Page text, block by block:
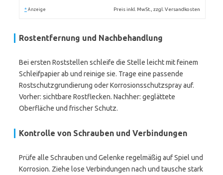
* Anzeige Preis inkl. MwSt., zzgl. Versandkosten
Rostentfernung und Nachbehandlung
Bei ersten Roststellen schleife die Stelle leicht mit feinem
Schleifpapier ab und reinige sie. Trage eine passende
Rostschutzgrundierung oder Korrosionsschutzspray auf.
Vorher: sichtbare Rostflecken. Nachher: geglättete
Oberfläche und frischer Schutz.
Kontrolle von Schrauben und Verbindungen
Prüfe alle Schrauben und Gelenke regelmäßig auf Spiel und
Korrosion. Ziehe lose Verbindungen nach und tausche stark